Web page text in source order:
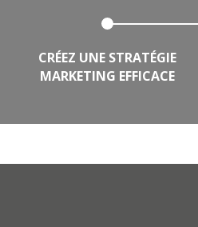
CRÉEZ UNE STRATÉGIE
MARKETING EFFICACE